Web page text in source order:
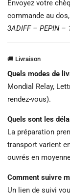
Envoyez votre
commande au
3ADIFF – PEPIN –
🚚 Livraison
Quels modes de
Mondial Relay,
rendez-vous).
Quels sont les
La préparation
transport varient
ouvrés en
Comment suivre
Un lien de suivi